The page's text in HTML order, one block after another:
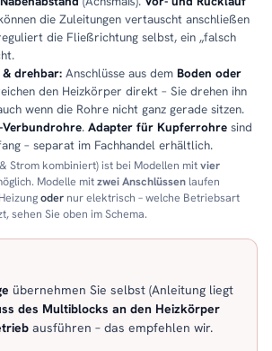
die Zuleitungen vertauscht anschließen
die Fließrichtung selbst, ein „falsch
drehbar: Anschlüsse aus dem Boden oder
den Heizkörper direkt – Sie drehen ihn
wenn die Rohre nicht ganz gerade sitzen.
Verbundrohre. Adapter für Kupferrohre sind
– separat im Fachhandel erhältlich.
Strom kombiniert) ist bei Modellen mitvier
Modelle mitzwei Anschlüssen laufen
oder nur elektrisch – welche Betriebsart
sehen Sie oben im Schema.
übernehmen Sie selbst (Anleitung liegt
des Multiblocks an den Heizkörper
ausführen – das empfehlen wir.